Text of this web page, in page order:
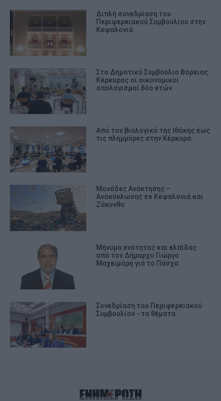
Διπλή συνεδρίαση του
Περιφερειακού Συμβουλίου στην
Κεφαλονιά
Στο Δημοτικό Συμβούλιο Βόρειας
Κέρκυρας οι οικονομικοί
απολογισμοί δύο ετών
Από τον βιολογικό της Ιθάκης έως
τις πλημμύρες στην Κέρκυρα
Μονάδες Ανάκτησης –
Ανακύκλωσης σε Κεφαλονιά και
Ζάκυνθο
Μήνυμα ενότητας και ελπίδας
από τον Δήμαρχο Γιώργο
Μαχειμάρη για το Πάσχα
Συνεδρίαση του Περιφερειακού
Συμβουλίου - τα θέματα